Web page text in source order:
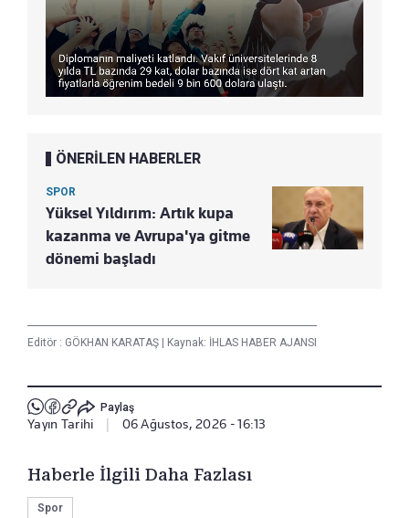
ÖNERİLEN HABERLER
SPOR
Yüksel Yıldırım: Artık kupa
kazanma ve Avrupa'ya gitme
dönemi başladı
Editör : GÖKHAN KARATAŞ Kaynak: İHLAS HABER AJANSI
Paylaş
Yayın Tarihi 06 Ağustos, 2026 - 16:13
Haberle İlgili Daha Fazlası
Spor